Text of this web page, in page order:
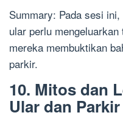
Summary: Pada sesi
ular perlu
mereka membuktikan
parkir.
10. Mitos dan
Ular dan Parkir